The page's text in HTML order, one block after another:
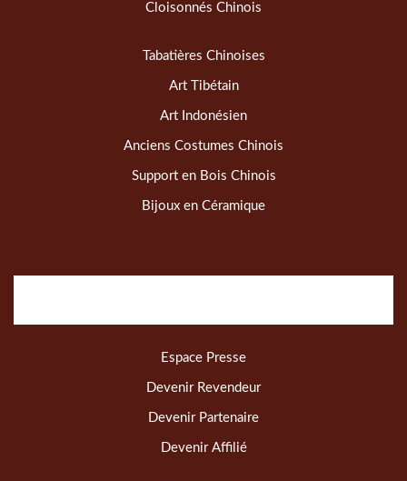
Cloisonnés Chinois
Tabatières Chinoises
Art Tibétain
Art Indonésien
Anciens Costumes Chinois
Support en Bois Chinois
Bijoux en Céramique
Espace Presse
Devenir Revendeur
Devenir Partenaire
Devenir Affilié